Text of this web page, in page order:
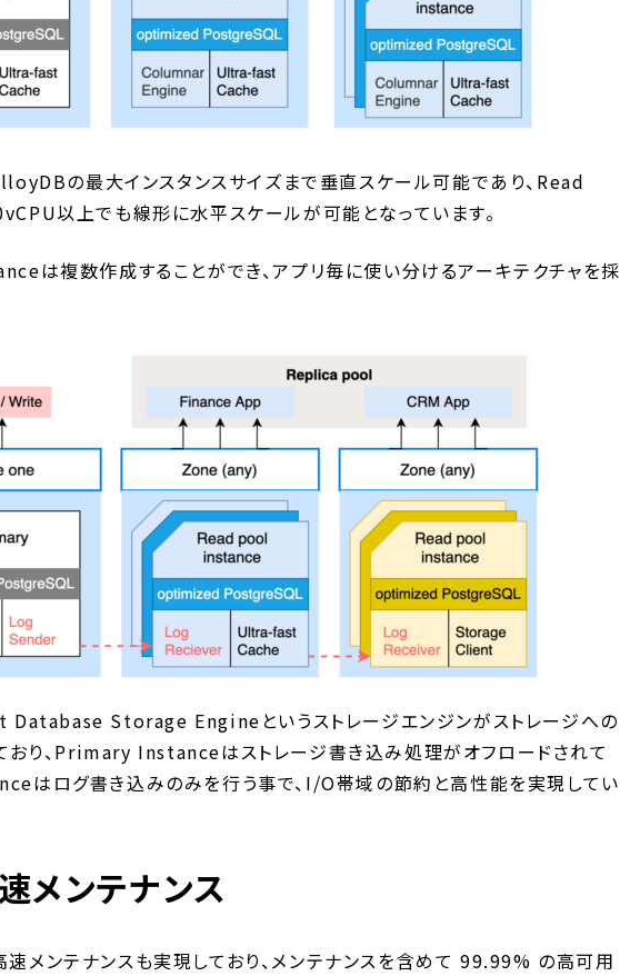
の最大インスタンスサイズまで垂直スケール可能であり、Read
以上でも線形に水平スケールが可能となっています。
は複数作成することができ、アプリ毎に使い分けるアーキテクチャを採
Storage Engineというストレージエンジンがストレージへの
おり、Primary Instanceはストレージ書き込み処理がオフロードされて
はログ書き込みのみを行う事で、I/O帯域の節約と高性能を実現してい
メンテナンス
メンテナンスも実現しており、メンテナンスを含めて 99.99% の高可用